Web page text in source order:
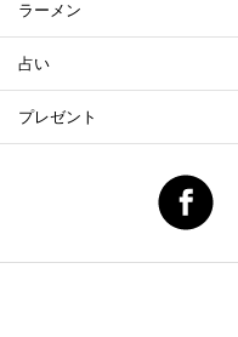
ラーメン
占い
プレゼント